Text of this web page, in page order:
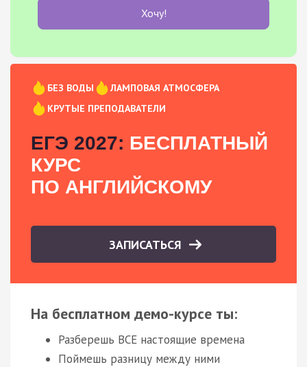
Хочу!
БЕЗ ВОДЫ
ЛАМПОВАЯ АТМОСФЕРА
КРУТЫЕ ПРЕПОДАВАТЕЛИ
ЕГЭ 2027: БЕСПЛАТНЫЙ
КУРС
ПО АНГЛИЙСКОМУ
ЗАПИСАТЬСЯ
На бесплатном демо-курсе ты:
Разберешь ВСЕ настоящие времена
Поймешь разницу между ними